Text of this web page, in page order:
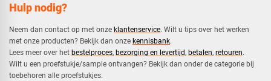
Hulp nodig?
Neem dan contact op met onze klantenservice. Wilt u tips over het werken
met onze producten? Bekijk dan onze kennisbank.
​Lees meer over het bestelproces, bezorging en levertijd, betalen, retouren.​
​Wilt u een proefstukje/sample ontvangen? Bekijk dan onder de categorie bij
toebehoren alle proefstukjes.